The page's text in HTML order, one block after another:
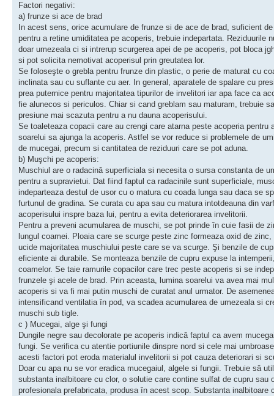
Factori negativi:
a) frunze si ace de brad
In acest sens, orice acumulare de frunze si de ace de brad, suficient
pentru a retine umiditatea pe acoperis, trebuie indepartata. Reziduurile
doar umezeala ci si intrerup scurgerea apei de pe acoperis, pot bloca
si pot solicita nemotivat acoperisul prin greutatea lor.
Se foloseşte o grebla pentru frunze din plastic, o perie de maturat cu
inclinata sau cu suflante cu aer. In general, aparatele de spalare cu
prea puternice pentru majoritatea tipurilor de invelitori iar apa face ca
fie alunecos si periculos. Chiar si cand greblam sau maturam, trebuie
presiune mai scazuta pentru a nu dauna acoperisului.
Se toaleteaza copacii care au crengi care atarna peste acoperia pentru
soarelui sa ajunga la acoperis. Astfel se vor reduce si problemele de
de mucegai, precum si cantitatea de reziduuri care se pot aduna.
b) Muşchi pe acoperis:
Muschiul are o radacină superficiala si necesita o sursa constanta de
pentru a supravietui. Dat fiind faptul ca radacinile sunt superficiale,
indeparteaza destul de usor cu o matura cu coada lunga sau daca se
furtunul de gradina. Se curata cu apa sau cu matura intotdeauna din
acoperisului inspre baza lui, pentru a evita deteriorarea invelitorii.
Pentru a preveni acumularea de muschi, se pot prinde în cuie fasii de
lungul coamei. Ploaia care se scurge peste zinc formeaza oxid de zinc,
ucide majoritatea muschiului peste care se va scurge. Şi benzile de
eficiente ai durabile. Se monteaza benzile de cupru expuse la
coamelor. Se taie ramurile copacilor care trec peste acoperis si se
frunzele şi acele de brad. Prin aceasta, lumina soarelui va avea mai
acoperis si va fi mai putin muschi de curatat anul urmator. De
intensificand ventilatia în pod, va scadea acumularea de umezeala si
muschi sub tigle.
c ) Mucegai, alge şi fungi
Dungile negre sau decolorate pe acoperis indică faptul ca avem
fungi. Se verifica cu atentie portiunile dinspre nord si cele mai
acesti factori pot eroda materialul invelitorii si pot cauza deteriorari si
Doar cu apa nu se vor eradica mucegaiul, algele si fungii. Trebuie să
substanta inalbitoare cu clor, o solutie care contine sulfat de cupru sau
profesionala prefabricata, produsa în acest scop. Substanta inalbitoare